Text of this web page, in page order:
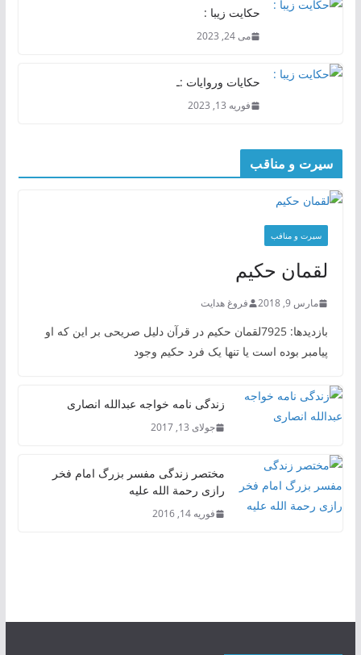
حکایت زیبا :
می 24, 2023
حکایات وروایات :ـ
فوریه 13, 2023
سیرت و مناقب
سیرت و منافب
لقمان حکیم
مارس 9, 2018 فروغ هدایت
بازدیدها: 7925لقمان حکیم در قرآن دلیل صریحی بر این که او
پیامبر بوده است یا تنها یک فرد حکیم وجود
زندگی نامه خواجه عبدالله انصاری
جولای 13, 2017
مختصر زندگی مفسر بزرگ امام فخر
رازی رحمة الله علیه
فوریه 14, 2016